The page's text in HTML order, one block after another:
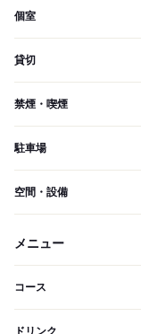
個室
貸切
禁煙・喫煙
駐車場
空間・設備
メニュー
コース
ドリンク